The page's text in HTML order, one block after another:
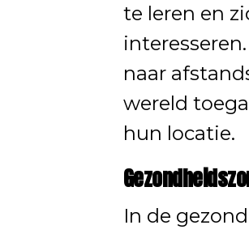
te leren en
naar
wereld
hun locatie.
In de